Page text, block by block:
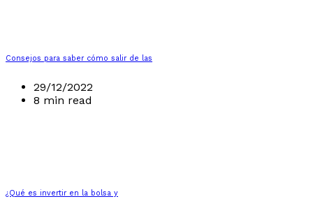
Consejos para saber cómo salir de las
29/12/2022
8 min read
¿Qué es invertir en la bolsa y